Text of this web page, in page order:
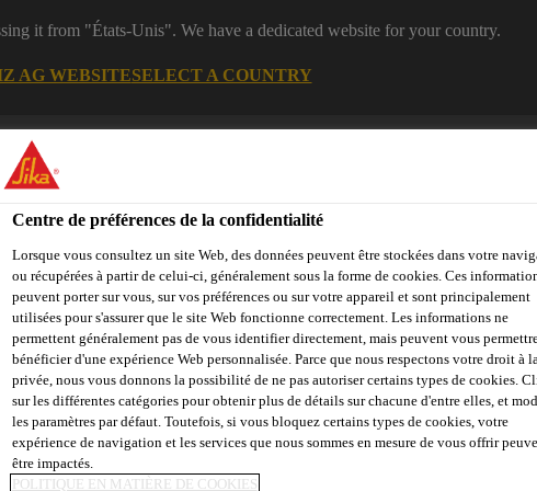
it from "États-Unis". We have a dedicated website for your country.
AG WEBSITESELECT A COUNTRY
de construction
Calculateur de
joints
Objets de
référence
Service Events
Centre de préférences de la confidentialité
Lorsque vous consultez un site Web, des données peuvent être stockées dans votre
ou récupérées à partir de celui-ci, généralement sous la forme de cookies. Ces
peuvent porter sur vous, sur vos préférences ou sur votre appareil et sont principalement
utilisées pour s'assurer que le site Web fonctionne correctement. Les informations ne
permettent généralement pas de vous identifier directement, mais peuvent vous
bénéficier d'une expérience Web personnalisée. Parce que nous respectons votre droit à
privée, nous vous donnons la possibilité de ne pas autoriser certains types de cookies.
sur les différentes catégories pour obtenir plus de détails sur chacune d'entre elles, et
les paramètres par défaut. Toutefois, si vous bloquez certains types de cookies, votre
expérience de navigation et les services que nous sommes en mesure de vous offrir
être impactés.
POLITIQUE EN MATIÈRE DE COOKIES